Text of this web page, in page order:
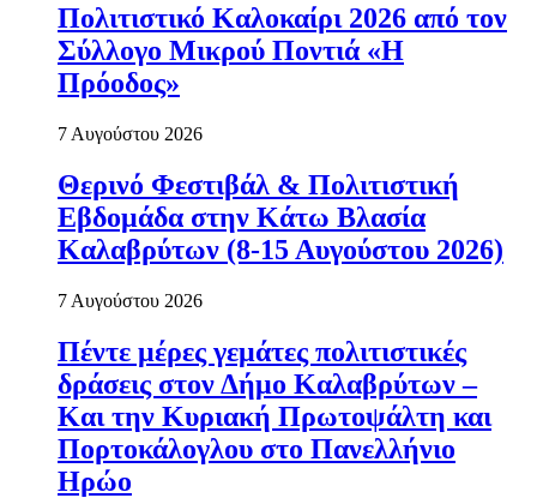
Πολιτιστικό Καλοκαίρι 2026 από τον
Σύλλογο Μικρού Ποντιά «Η
Πρόοδος»
7 Αυγούστου 2026
Θερινό Φεστιβάλ & Πολιτιστική
Εβδομάδα στην Κάτω Βλασία
Καλαβρύτων (8-15 Αυγούστου 2026)
7 Αυγούστου 2026
Πέντε μέρες γεμάτες πολιτιστικές
δράσεις στον Δήμο Καλαβρύτων –
Και την Κυριακή Πρωτοψάλτη και
Πορτοκάλογλου στο Πανελλήνιο
Ηρώο